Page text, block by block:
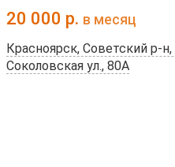
20 000 р. в месяц
Красноярск, Советский р-
Соколовская ул., 80А